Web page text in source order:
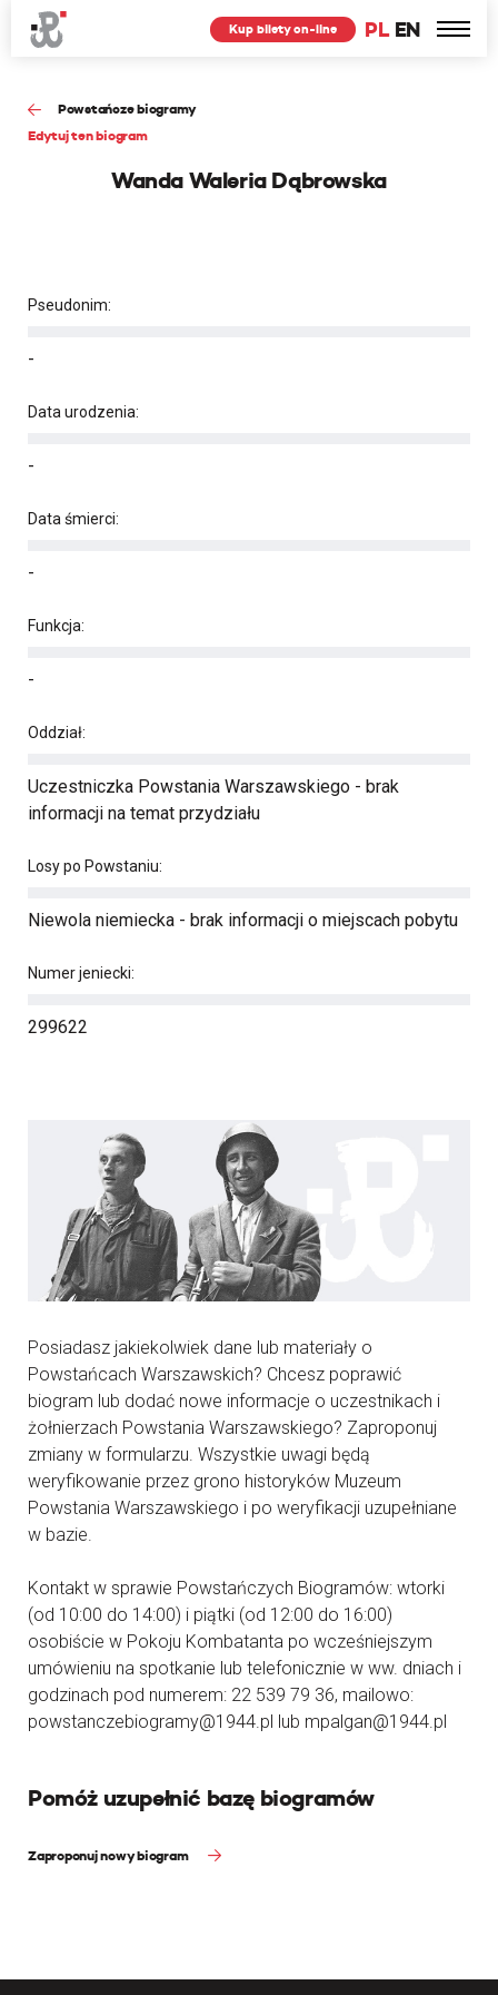
PL EN
Kup bilety on-line
Powstańcze biogramy
Edytuj ten biogram
Wanda Waleria Dąbrowska
Pseudonim:
-
Data urodzenia:
-
Data śmierci:
-
Funkcja:
-
Oddział:
Uczestniczka Powstania Warszawskiego - brak
informacji na temat przydziału
Losy po Powstaniu:
Niewola niemiecka - brak informacji o miejscach pobytu
Numer jeniecki:
299622
Posiadasz jakiekolwiek dane lub materiały o
Powstańcach Warszawskich? Chcesz poprawić
biogram lub dodać nowe informacje o uczestnikach i
żołnierzach Powstania Warszawskiego? Zaproponuj
zmiany w formularzu. Wszystkie uwagi będą
weryfikowanie przez grono historyków Muzeum
Powstania Warszawskiego i po weryfikacji uzupełniane
w bazie.
Kontakt w sprawie Powstańczych Biogramów: wtorki
(od 10:00 do 14:00) i piątki (od 12:00 do 16:00)
osobiście w Pokoju Kombatanta po wcześniejszym
umówieniu na spotkanie lub telefonicznie w ww. dniach i
godzinach pod numerem: 22 539 79 36, mailowo:
powstanczebiogramy@1944.pl lub mpalgan@1944.pl
Pomóż uzupełnić bazę biogramów
Zaproponuj nowy biogram